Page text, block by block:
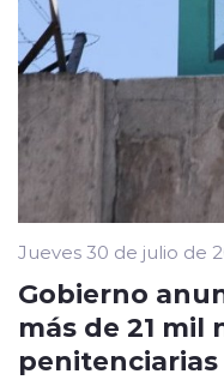
Jueves 30 de julio de
Gobierno
más de 21 mil
penitenciarias